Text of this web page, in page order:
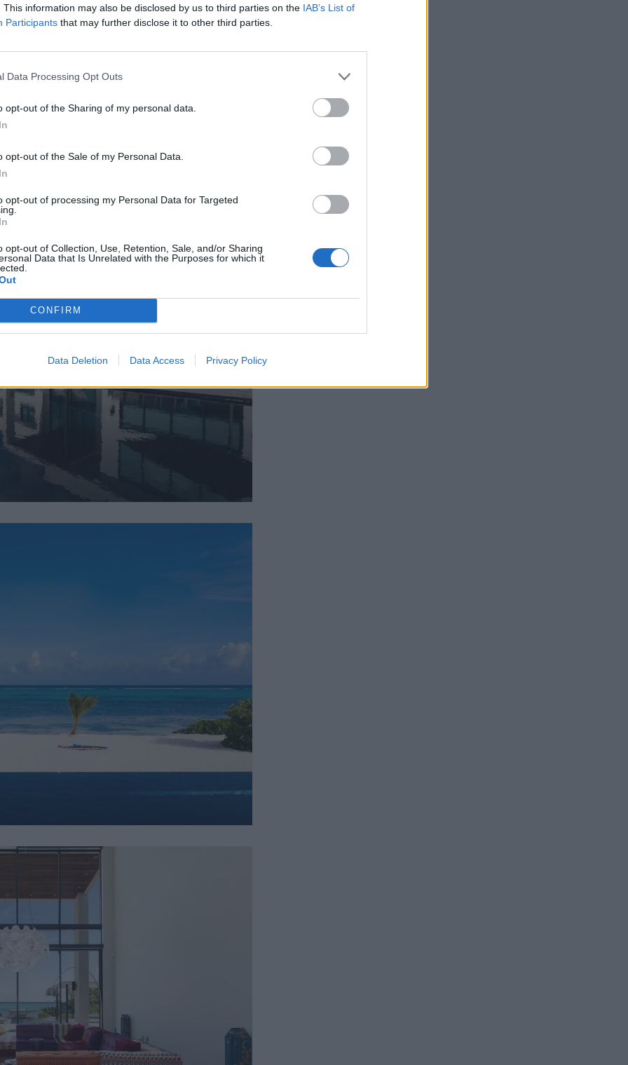
This information may also be disclosed by us to third parties on the IAB’s List of
Participants that may further disclose it to other third parties.
Data Processing Opt Outs
opt-out of the Sharing of my personal data.
opt-out of the Sale of my Personal Data.
opt-out of processing my Personal Data for Targeted
opt-out of Collection, Use, Retention, Sale, and/or Sharing
Data that Is Unrelated with the Purposes for which it
CONFIRM
Data Deletion Data Access Privacy Policy
θέα στα κρυστάλλινα νερά της
μια τεράστια πισίνα υπερχείλισης.
υπάρχει και ένας ξενώνας με δύο
και είναι διαθέσιμο